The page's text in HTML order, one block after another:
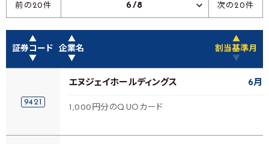
前の20件 6/8 次の20件
▲
証券コード
▼
▲
企業名
▼
▲
割当基準月
▼
9421
エヌジェイホールディングス 6月
1,000円分のQUOカード